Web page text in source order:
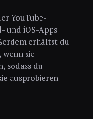
YouTube-
und iOS-Apps
erhältst du
sie
sodass du
ausprobieren